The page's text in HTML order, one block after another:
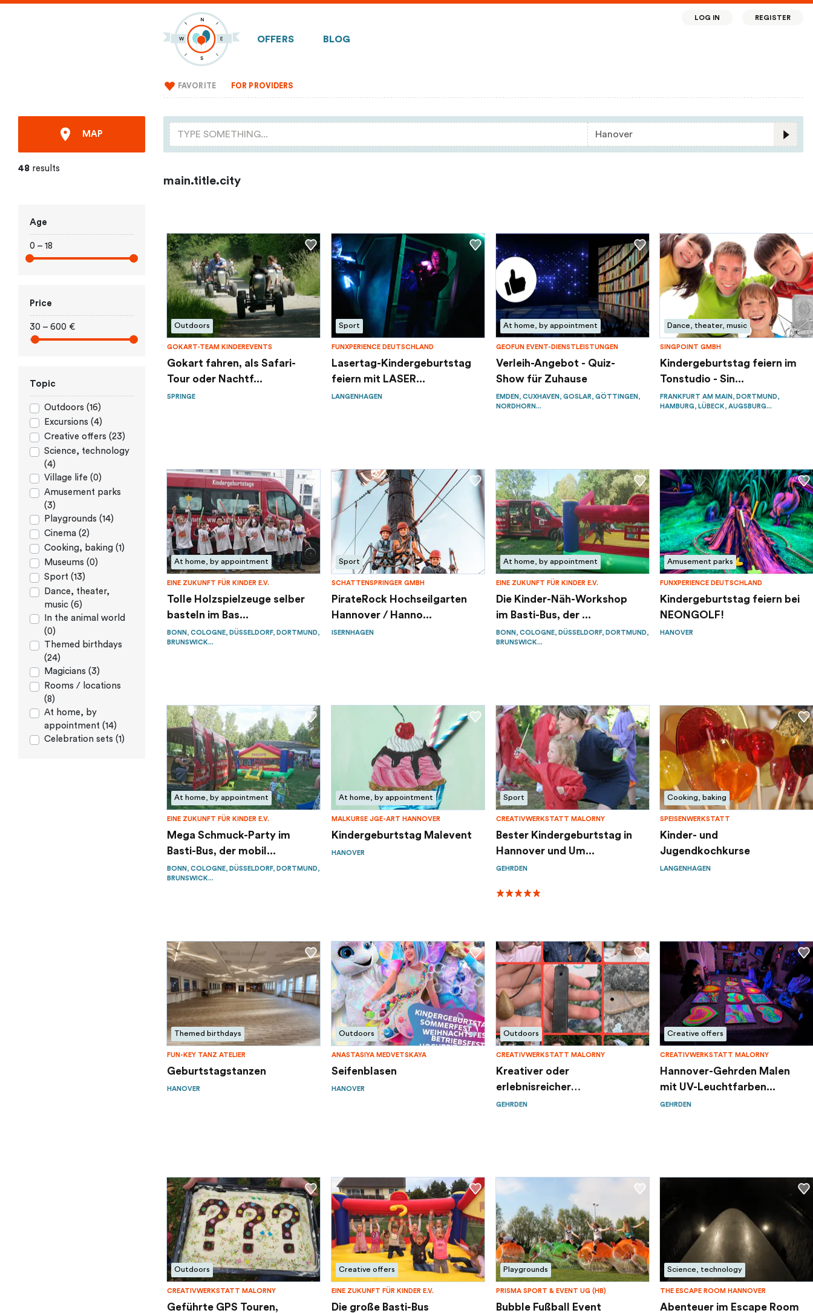
OFFERS BLOG
LOG IN REGISTER
FAVORITE FOR PROVIDERS
MAP
48 results
Age
0 – 18
Price
30 – 600 €
Topic
Outdoors (16)
Excursions (4)
Creative offers (23)
Science, technology
(4)
Village life (0)
Amusement parks
(3)
Playgrounds (14)
Cinema (2)
Cooking, baking (1)
Museums (0)
Sport (13)
Dance, theater,
music (6)
In the animal world
(0)
Themed birthdays
(24)
Magicians (3)
Rooms / locations
(8)
At home, by
appointment (14)
Celebration sets (1)
main.title.city
Outdoors
GOKART-TEAM KINDEREVENTS
Gokart fahren, als Safari-
Tour oder Nachtf...
SPRINGE
Sport
FUNXPERIENCE DEUTSCHLAND
Lasertag-Kindergeburtstag
feiern mit LASER...
LANGENHAGEN
At home, by appointment
GEOFUN EVENT-DIENSTLEISTUNGEN
Verleih-Angebot - Quiz-
Show für Zuhause
EMDEN, CUXHAVEN, GOSLAR, GÖTTINGEN,
NORDHORN...
Dance, theater, music
SINGPOINT GMBH
Kindergeburtstag feiern im
Tonstudio - Sin...
FRANKFURT AM MAIN, DORTMUND,
HAMBURG, LÜBECK, AUGSBURG...
At home, by appointment
EINE ZUKUNFT FÜR KINDER E.V.
Tolle Holzspielzeuge selber
basteln im Bas...
BONN, COLOGNE, DÜSSELDORF, DORTMUND,
BRUNSWICK...
Sport
SCHATTENSPRINGER GMBH
PirateRock Hochseilgarten
Hannover / Hanno...
ISERNHAGEN
At home, by appointment
EINE ZUKUNFT FÜR KINDER E.V.
Die Kinder-Näh-Workshop
im Basti-Bus, der ...
BONN, COLOGNE, DÜSSELDORF, DORTMUND,
BRUNSWICK...
Amusement parks
FUNXPERIENCE DEUTSCHLAND
Kindergeburtstag feiern bei
NEONGOLF!
HANOVER
At home, by appointment
EINE ZUKUNFT FÜR KINDER E.V.
Mega Schmuck-Party im
Basti-Bus, der mobil...
BONN, COLOGNE, DÜSSELDORF, DORTMUND,
BRUNSWICK...
At home, by appointment
MALKURSE JGE-ART HANNOVER
Kindergeburtstag Malevent
HANOVER
Sport
CREATIVWERKSTATT MALORNY
Bester Kindergeburtstag in
Hannover und Um...
GEHRDEN
Cooking, baking
SPEISENWERKSTATT
Kinder- und
Jugendkochkurse
LANGENHAGEN
Themed birthdays
FUN-KEY TANZ ATELIER
Geburtstagstanzen
HANOVER
Outdoors
ANASTASIYA MEDVETSKAYA
Seifenblasen
HANOVER
Outdoors
CREATIVWERKSTATT MALORNY
Kreativer oder
erlebnisreicher
Kindergebur...
GEHRDEN
Creative offers
CREATIVWERKSTATT MALORNY
Hannover-Gehrden Malen
mit UV-Leuchtfarben...
GEHRDEN
Outdoors
CREATIVWERKSTATT MALORNY
Geführte GPS Touren,
Creative offers
EINE ZUKUNFT FÜR KINDER E.V.
Die große Basti-Bus
Playgrounds
PRISMA SPORT & EVENT UG (HB)
Bubble Fußball Event
Science, technology
THE ESCAPE ROOM HANNOVER
Abenteuer im Escape Room